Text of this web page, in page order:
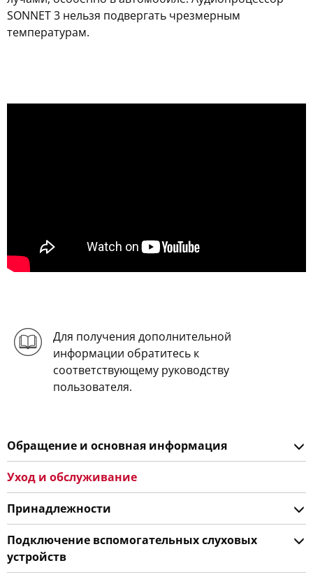
SONNET 3 нельзя подвергать чрезмерным
температурам.
Для получения дополнительной
информации обратитесь к
соответствующему руководству
пользователя.
Обращение и основная информация
Уход и обслуживание
Принадлежности
Подключение вспомогательных слуховых
устройств